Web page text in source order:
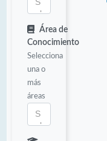
Área de
Conocimiento
Selecciona
una o
más
áreas